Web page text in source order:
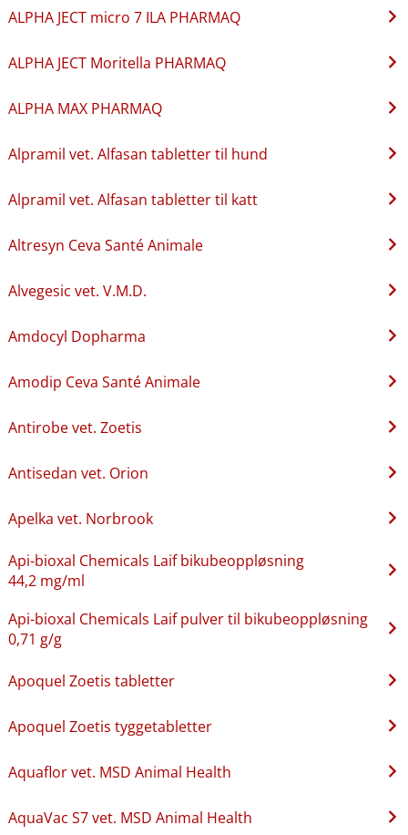
ALPHA JECT micro 7 ILA PHARMAQ
ALPHA JECT Moritella PHARMAQ
ALPHA MAX PHARMAQ
Alpramil vet. Alfasan tabletter til hund
Alpramil vet. Alfasan tabletter til katt
Altresyn Ceva Santé Animale
Alvegesic vet. V.M.D.
Amdocyl Dopharma
Amodip Ceva Santé Animale
Antirobe vet. Zoetis
Antisedan vet. Orion
Apelka vet. Norbrook
Api-bioxal Chemicals Laif bikubeoppløsning
44,2 mg/ml
Api-bioxal Chemicals Laif pulver til bikubeoppløsning
0,71 g/g
Apoquel Zoetis tabletter
Apoquel Zoetis tyggetabletter
Aquaflor vet. MSD Animal Health
AquaVac S7 vet. MSD Animal Health